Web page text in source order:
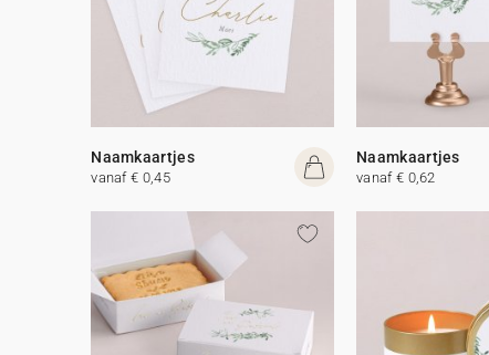
Naamkaartjes
vanaf € 0,45
Naamkaartjes
vanaf € 0,62